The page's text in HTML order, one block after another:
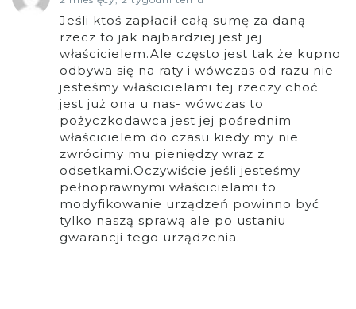
Jeśli ktoś zapłacił całą sumę za daną
rzecz to jak najbardziej jest jej
właścicielem.Ale często jest tak że kupno
odbywa się na raty i wówczas od razu nie
jesteśmy właścicielami tej rzeczy choć
jest już ona u nas- wówczas to
pożyczkodawca jest jej pośrednim
właścicielem do czasu kiedy my nie
zwrócimy mu pieniędzy wraz z
odsetkami.Oczywiście jeśli jesteśmy
pełnoprawnymi właścicielami to
modyfikowanie urządzeń powinno być
tylko naszą sprawą ale po ustaniu
gwarancji tego urządzenia.